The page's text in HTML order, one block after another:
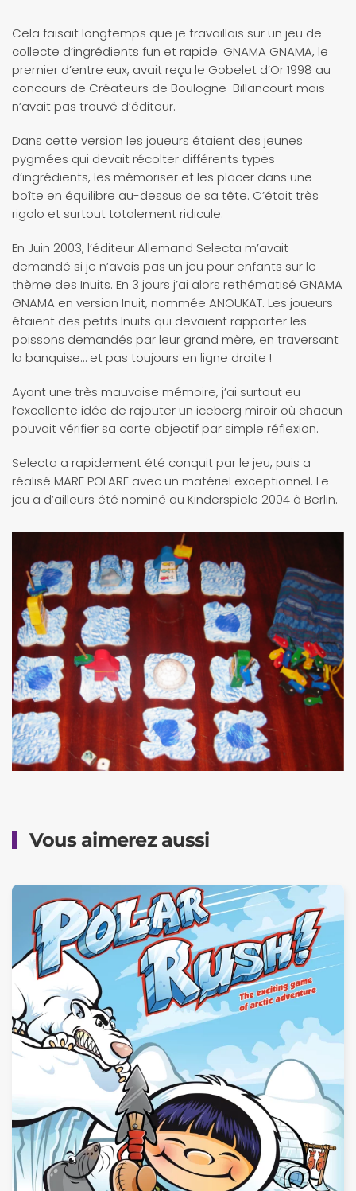
Cela faisait longtemps que je travaillais sur un jeu de
collecte d’ingrédients fun et rapide. GNAMA GNAMA, le
premier d’entre eux, avait reçu le Gobelet d’Or 1998 au
concours de Créateurs de Boulogne-Billancourt mais
n’avait pas trouvé d’éditeur.
Dans cette version les joueurs étaient des jeunes
pygmées qui devait récolter différents types
d’ingrédients, les mémoriser et les placer dans une
boîte en équilibre au-dessus de sa tête. C’était très
rigolo et surtout totalement ridicule.
En Juin 2003, l’éditeur Allemand Selecta m’avait
demandé si je n’avais pas un jeu pour enfants sur le
thème des Inuits. En 3 jours j’ai alors rethématisé GNAMA
GNAMA en version Inuit, nommée ANOUKAT. Les joueurs
étaient des petits Inuits qui devaient rapporter les
poissons demandés par leur grand mère, en traversant
la banquise… et pas toujours en ligne droite !
Ayant une très mauvaise mémoire, j’ai surtout eu
l’excellente idée de rajouter un iceberg miroir où chacun
pouvait vérifier sa carte objectif par simple réflexion.
Selecta a rapidement été conquit par le jeu, puis a
réalisé MARE POLARE avec un matériel exceptionnel. Le
jeu a d’ailleurs été nominé au Kinderspiele 2004 à Berlin.
Vous aimerez aussi